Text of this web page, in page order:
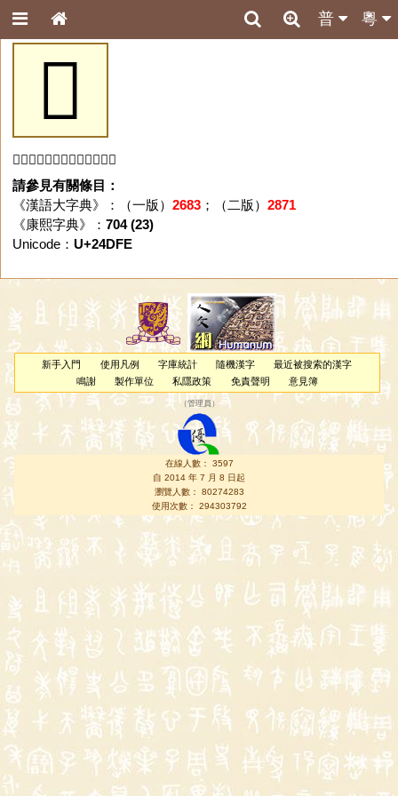
粵
普
𤷾
「𤷾」字未收錄於本資料庫。
請參見有關條目：
《漢語大字典》：（一版） 2683；（二版） 2871
《康熙字典》： 704 (23)
Unicode： U+24DFE
新手入門 使用凡例 字庫統計 隨機漢字
最近被搜索的漢字
鳴謝
製作單位 私隱政策 免責聲明 意見簿
（管理員 ）
在線人數： 3597
自 2014 年 7 月 8 日起
瀏覽人數： 80274283
使用次數： 294303792